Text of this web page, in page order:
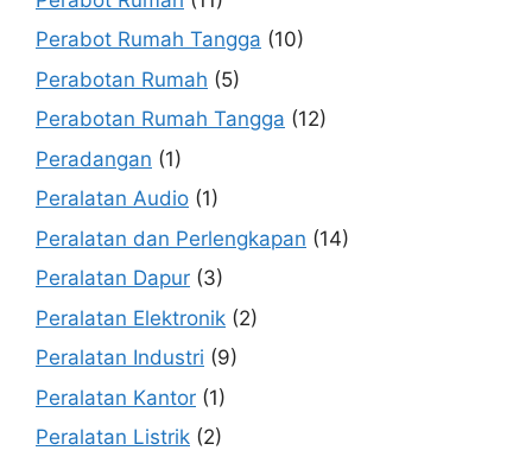
Perabot Rumah Tangga (10)
Perabotan Rumah (5)
Perabotan Rumah Tangga (12)
Peradangan (1)
Peralatan Audio (1)
Peralatan dan Perlengkapan (14)
Peralatan Dapur (3)
Peralatan Elektronik (2)
Peralatan Industri (9)
Peralatan Kantor (1)
Peralatan Listrik (2)